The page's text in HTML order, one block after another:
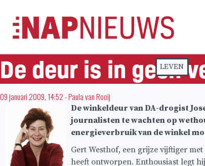
naar
inhoud
De deur is in geen
09 januari 2009, 14:52-Paula van Rooij
De winkeldeur van DA-drogist
journalisten te wachten op
energieverbruik van de winkel
Gert Westhof, een grijze vijftiger
heeft ontworpen. Enthousiast legt
LEVEN